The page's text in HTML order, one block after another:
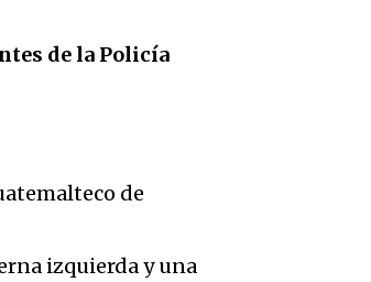
de la Policía
de
izquierda y una